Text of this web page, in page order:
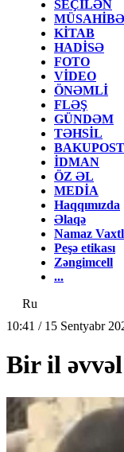
SEÇİLƏN
MÜSAHİBƏ
KİTAB
HADİSƏ
FOTO
VİDEO
ÖNƏMLİ
FLƏŞ
GÜNDƏM
TƏHSİL
İDMAN
ÖZ ƏL
MEDİA
Haqqımızda
Əlaqə
Namaz
Peşə etikası
Zəngimcell
...
Ru
10:41 / 15 Sentyabr
Bir il